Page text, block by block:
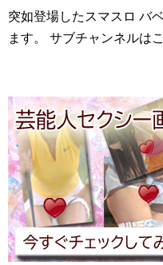
突如登場したスマスロ バ
ます。 サブチャンネルは